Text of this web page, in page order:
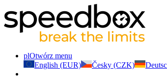
plOtwórz menu
English (EUR)
Česky (CZK)